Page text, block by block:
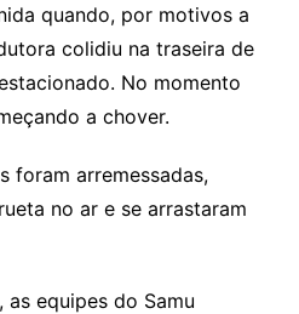
quando, por motivos a
colidiu na traseira de
No momento
a chover.
foram arremessadas,
no ar e se arrastaram
equipes do Samu